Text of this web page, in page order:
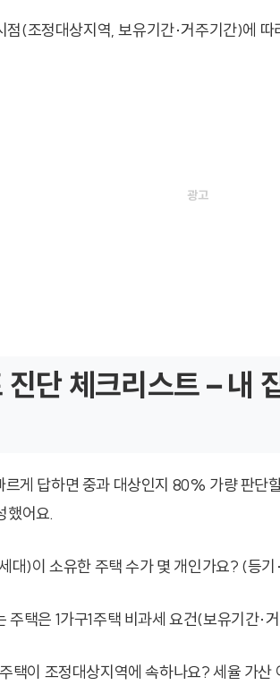
점(조정대상지역, 보유기간·거주기간)에 따
진단 체크리스트 – 내
르게 답하면 중과 대상인지 80% 가량 판단
했어요.
대)이 소유한 주택 수가 몇 개인가요? (등
주택은 1가구1주택 비과세 요건(보유기간·
택이 조정대상지역에 속하나요? 세율 가산